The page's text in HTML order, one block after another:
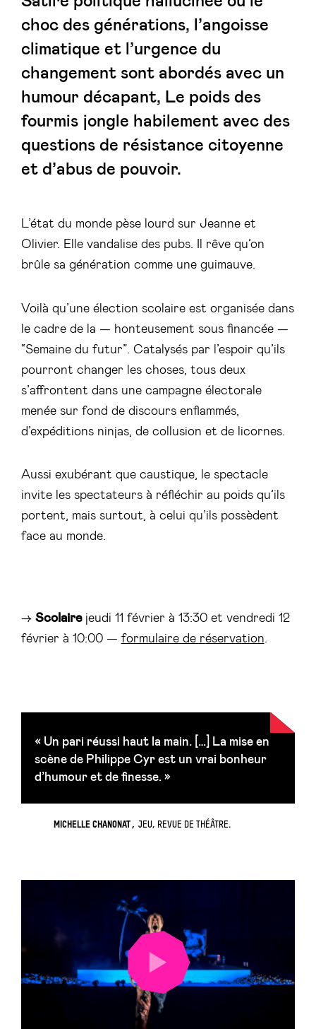
choc des générations, l’angoisse
climatique et l’urgence du
changement sont abordés avec un
humour décapant, Le poids des
fourmisjongle habilement avec des
questions de résistance citoyenne
et d’abus de pouvoir.
L’état du monde pèse lourd sur Jeanne et
Olivier. Elle vandalise des pubs. Il rêve qu’on
brûle sa génération comme une guimauve.
Voilà qu’une élection scolaire est organisée dans
le cadre de la — honteusement sous financée —
“Semaine du futur”. Catalysés par l’espoir qu’ils
pourront changer les choses, tous deux
s’affrontent dans une campagne électorale
menée sur fond de discours enflammés,
d’expéditions ninjas, de collusion et de licornes.
Aussi exubérant que caustique, le spectacle
invite les spectateurs à réfléchir au poids qu’ils
portent, mais surtout, à celui qu’ils possèdent
face au monde.
→ Scolaire jeudi 11 février à 13:30 et vendredi 12
février à 10:00 — formulaire de réservation
« Un pari réussi haut la main. […] La mise en
scène de Philippe Cyr est un vrai bonheur
d’humour et de finesse. »
MICHELLE CHANONAT JEU, REVUE DE THÉÂTRE.
LANCER
VIDÉO